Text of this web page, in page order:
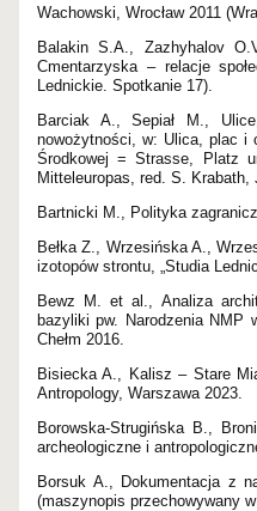
Wachowski, Wrocław 2011
Balakin S.A., Zazhyhalov
Cmentarzyska – relacje
Lednickie. Spotkanie 17).
Barciak A., Sepiał M.,
nowożytności, w: Ulica, plac i
Środkowej = Strasse, Platz
Mitteleuropas, red. S. Krabath,
Bartnicki M., Polityka
Bełka Z., Wrzesińska A.,
izotopów strontu, „Studia
Bewz M. et al., Analiza
bazyliki pw. Narodzenia NMP
Chełm 2016.
Bisiecka A., Kalisz – Stare
Antropology, Warszawa 2023.
Borowska-Strugińska B.,
archeologiczne i
Borsuk A., Dokumentacja z
(maszynopis przechowywany